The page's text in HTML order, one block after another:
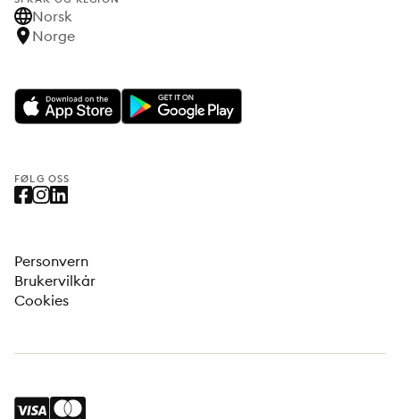
Norsk
Norge
FØLG OSS
Personvern
Brukervilkår
Cookies